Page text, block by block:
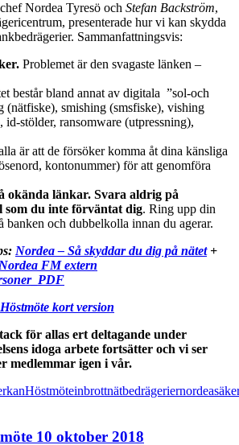
Nordea Tyresö och Stefan Backström,
presenterade hur vi kan skydda
Sammanfattningsvis:
Problemet är den svagaste länken –
består bland annat av digitala ”sol-och
(nätfiske), smishing (smsfiske), vishing
id-stölder, ransomware (utpressning),
är att de försöker komma åt dina känsliga
kontonummer) för att genomföra
okända länkar. Svara aldrig på
som du inte förväntat dig. Ring upp din
banken och dubbelkolla innan du agerar.
Nordea – Så skyddar du dig på nätet+
FM extern
Höstmöte kort version
för allas ert deltagande under
idoga arbete fortsätter och vi ser
medlemmar igen i vår.
Höstmöteinbrottnätbedrägeriernordea
10 oktober 2018